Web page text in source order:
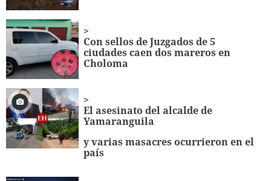
Con sellos de Juzgados de 5
ciudades caen dos mareros en
Choloma
El asesinato del alcalde de
Yamaranguila
y varias masacres ocurrieron en el
país